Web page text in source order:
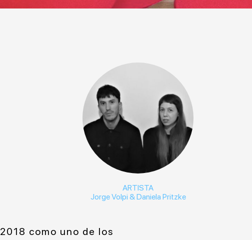
ARTISTA
Jorge Volpi & Daniela Pritzke
como uno de los